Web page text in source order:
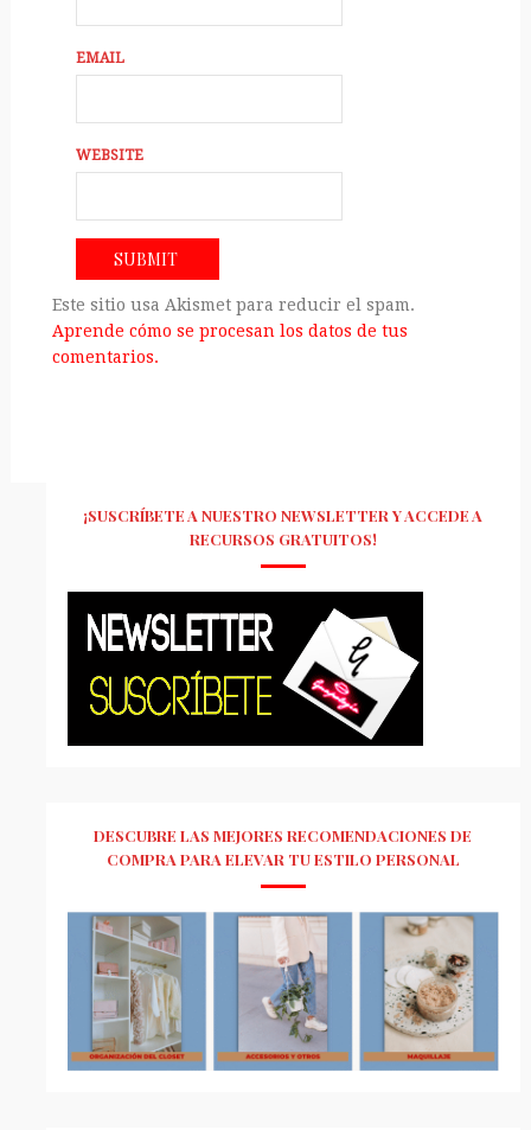
EMAIL
WEBSITE
Este sitio usa Akismet para reducir el spam.
Aprende cómo se procesan los datos de tus
comentarios.
¡SUSCRÍBETE A NUESTRO NEWSLETTER Y ACCEDE A
RECURSOS GRATUITOS!
DESCUBRE LAS MEJORES RECOMENDACIONES DE
COMPRA PARA ELEVAR TU ESTILO PERSONAL